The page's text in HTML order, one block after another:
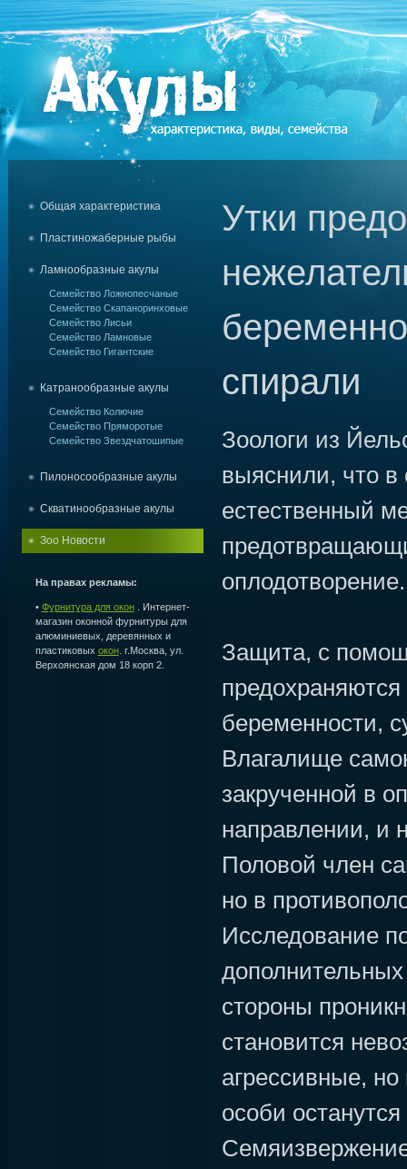
Общая характеристика
Пластиножаберные рыбы
Ламнообразные акулы
Семейство Ложнопесчаные
Семейство Скапаноринховые
Семейство Лисьи
Семейство Ламновые
Семейство Гигантские
Катранообразные акулы
Семейство Колючие
Семейство Пряморотые
Семейство Звездчатошипые
Пилоносообразные акулы
Скватинообразные акулы
Зоо Новости
На правах рекламы:
• Фурнитура для окон. Интернет-
магазин оконной фурнитуры для
алюминиевых, деревянных и
пластиковых окон. г.Москва, ул.
Верхоянская дом 18 корп 2.
Утки
спирали
Зоологи из
выяснили, что в
естественный
оплодотворение.
Защита, с
беременности,
Влагалище
закрученной в
направлении, и
Половой член
но в
Исследование
стороны
становится
агрессивные,
особи